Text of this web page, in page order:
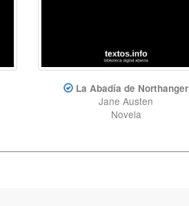
La Abadía de Northanger
Jane Austen
Novela